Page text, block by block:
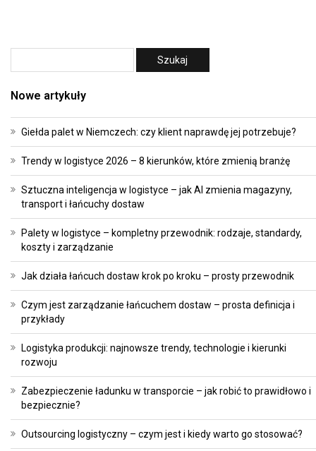
Nowe artykuły
Giełda palet w Niemczech: czy klient naprawdę jej potrzebuje?
Trendy w logistyce 2026 – 8 kierunków, które zmienią branżę
Sztuczna inteligencja w logistyce – jak AI zmienia magazyny,
transport i łańcuchy dostaw
Palety w logistyce – kompletny przewodnik: rodzaje, standardy,
koszty i zarządzanie
Jak działa łańcuch dostaw krok po kroku – prosty przewodnik
Czym jest zarządzanie łańcuchem dostaw – prosta definicja i
przykłady
Logistyka produkcji: najnowsze trendy, technologie i kierunki
rozwoju
Zabezpieczenie ładunku w transporcie – jak robić to prawidłowo i
bezpiecznie?
Outsourcing logistyczny – czym jest i kiedy warto go stosować?